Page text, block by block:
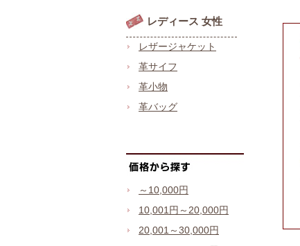
レディース 女性
レザージャケット
革サイフ
革小物
革バッグ
～10,000円
10,001円～20,000円
20,001～30,000円